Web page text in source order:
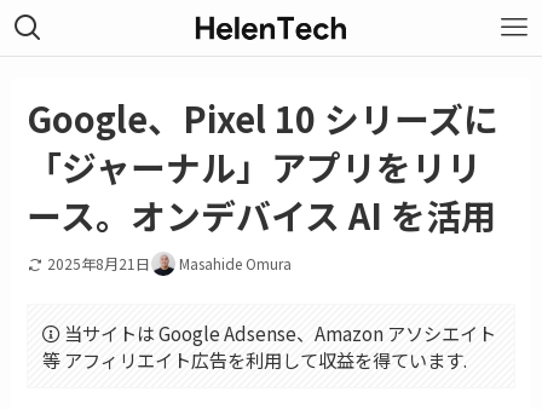
Google、Pixel 10 シリーズに
「ジャーナル」アプリをリリ
ース。オンデバイス AI を活用
2025年8月21日 Masahide Omura
当サイトは Google Adsense、Amazon アソシエイト
等 アフィリエイト広告を利用して収益を得ています.